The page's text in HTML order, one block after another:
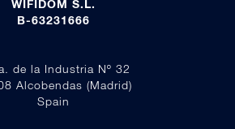
WIFIDOM S.L.
B-63231666
de la Industria Nº 32
Alcobendas (Madrid)
Spain